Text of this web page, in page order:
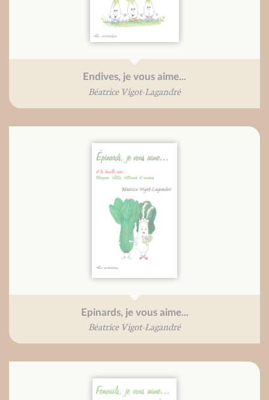
Endives, je vous aime...
Béatrice Vigot-Lagandré
Epinards, je vous aime...
Béatrice Vigot-Lagandré